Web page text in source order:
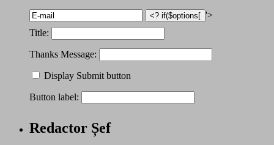
'>
Title:
Thanks Message:
Display Submit button
Button label:
Redactor Șef